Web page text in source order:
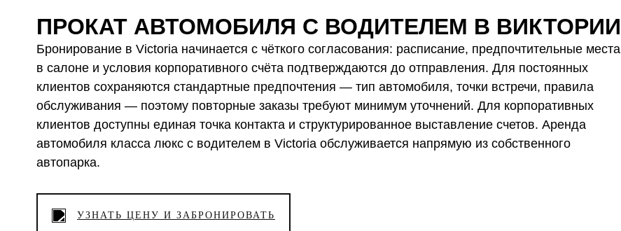
ПРОКАТ АВТОМОБИЛЯ С ВОДИТЕЛЕМ В ВИКТОРИИ
Бронирование в Victoria начинается с чёткого согласования: расписание, предпочтительные места
в салоне и условия корпоративного счёта подтверждаются до отправления. Для постоянных
клиентов сохраняются стандартные предпочтения — тип автомобиля, точки встречи, правила
обслуживания — поэтому повторные заказы требуют минимум уточнений. Для корпоративных
клиентов доступны единая точка контакта и структурированное выставление счетов. Аренда
автомобиля класса люкс с водителем в Victoria обслуживается напрямую из собственного
автопарка.
УЗНАТЬ ЦЕНУ И ЗАБРОНИРОВАТЬ